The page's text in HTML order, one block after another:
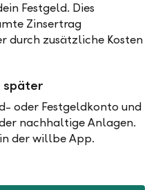
Festgeld. Dies
Zinsertrag
durch zusätzliche Kosten
später
oder Festgeldkonto und
nachhaltige Anlagen.
der willbe App.